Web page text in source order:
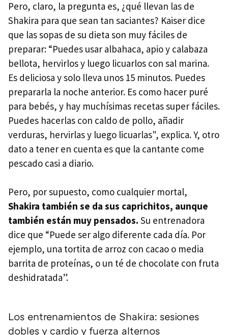
Pero, claro, la pregunta es, ¿qué llevan las de
Shakira para que sean tan saciantes? Kaiser dice
que las sopas de su dieta son muy fáciles de
preparar: “Puedes usar albahaca, apio y calabaza
bellota, hervirlos y luego licuarlos con sal marina.
Es deliciosa y solo lleva unos 15 minutos. Puedes
prepararla la noche anterior. Es como hacer puré
para bebés, y hay muchísimas recetas super fáciles.
Puedes hacerlas con caldo de pollo, añadir
verduras, hervirlas y luego licuarlas", explica. Y, otro
dato a tener en cuenta es que la cantante come
pescado casi a diario.
Pero, por supuesto, como cualquier mortal,
Shakira también se da sus caprichitos, aunque
también están muy pensados. Su entrenadora
dice que “Puede ser algo diferente cada día. Por
ejemplo, una tortita de arroz con cacao o media
barrita de proteínas, o un té de chocolate con fruta
deshidratada”.
Los entrenamientos de Shakira: sesiones
dobles y cardio y fuerza alternos